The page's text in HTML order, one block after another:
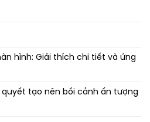
hình: Giải thích chi tiết và ứng
quyết tạo nên bối cảnh ấn tượng